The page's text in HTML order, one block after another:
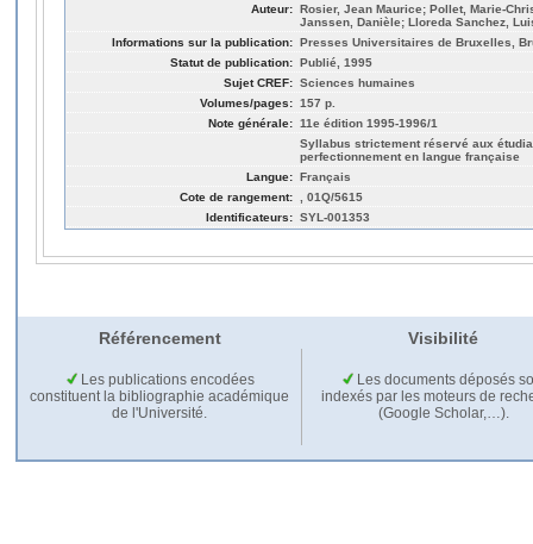
Auteur: Rosier, Jean Maurice; Pollet, Marie-
Janssen, Danièle; Lloreda Sanchez,
Informations sur la publication: Presses Universitaires de Bruxelles,
Statut de publication: Publié, 1995
Sujet CREF: Sciences humaines
Volumes/pages: 157 p.
Note générale: 11e édition 1995-1996/1
Syllabus strictement réservé aux
perfectionnement en langue française
Langue: Français
Cote de rangement:
, 01Q/5615
Identificateurs: SYL-001353
Référencement Visibilité
Les publications encodées
constituent la bibliographie académique
de l'Université.
Les documents déposés
indexés par les moteurs de
(Google Scholar,…).